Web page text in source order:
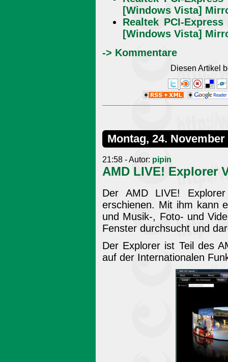
[Windows Vista]
Realtek PCI-
[Windows Vista]
-> Kommentare
Diesen Artikel
Montag, 24. November
21:58 - Autor: pipin
AMD LIVE! Explorer
Der AMD LIVE!
erschienen. Mit ihm kann
und Musik-, Foto- und
Fenster durchsucht und
Der Explorer ist Teil des
auf der Internationalen